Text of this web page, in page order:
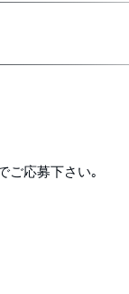
ご応募下さい｡